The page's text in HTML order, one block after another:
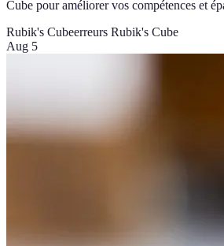
Cube pour améliorer vos compétences et
Rubik's Cubeerreurs Rubik's Cube
Aug 5